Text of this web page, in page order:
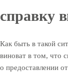
справку
Как быть в такой
виноват в том, что
о предоставлении